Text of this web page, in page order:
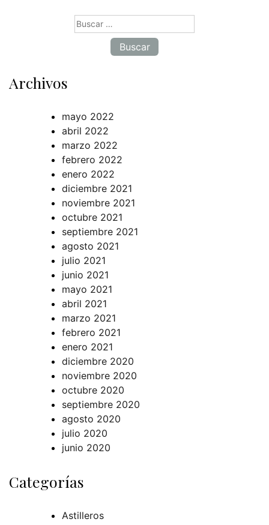
Archivos
mayo 2022
abril 2022
marzo 2022
febrero 2022
enero 2022
diciembre 2021
noviembre 2021
octubre 2021
septiembre 2021
agosto 2021
julio 2021
junio 2021
mayo 2021
abril 2021
marzo 2021
febrero 2021
enero 2021
diciembre 2020
noviembre 2020
octubre 2020
septiembre 2020
agosto 2020
julio 2020
junio 2020
Categorías
Astilleros